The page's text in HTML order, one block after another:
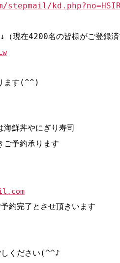
（現在4200名の皆様がご登録
ます(^^)
海鮮丼やにぎり寿司
ご予約承ります
約完了とさせ頂きいます
しください(^^♪